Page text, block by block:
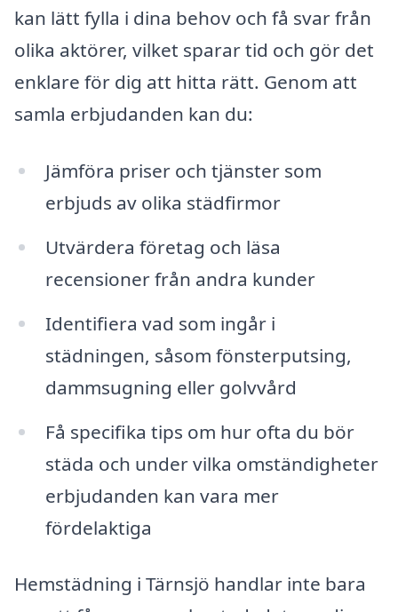
kan lätt fylla i dina behov och få svar från
olika aktörer, vilket sparar tid och gör det
enklare för dig att hitta rätt. Genom att
samla erbjudanden kan du:
Jämföra priser och tjänster som
erbjuds av olika städfirmor
Utvärdera företag och läsa
recensioner från andra kunder
Identifiera vad som ingår i
städningen, såsom fönsterputsing,
dammsugning eller golvvård
Få specifika tips om hur ofta du bör
städa och under vilka omständigheter
erbjudanden kan vara mer
fördelaktiga
Hemstädning i Tärnsjö handlar inte bara